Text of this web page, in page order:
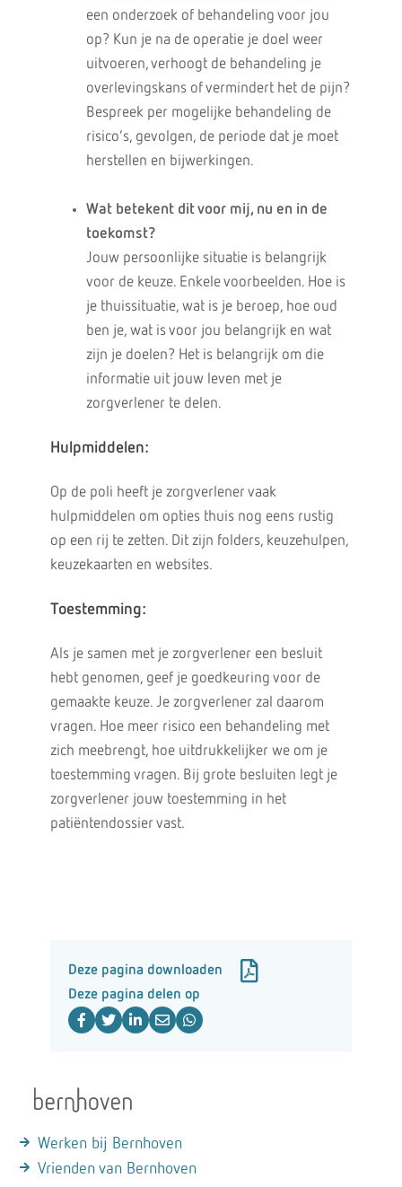
een onderzoek of behandeling voor jou
op? Kun je na de operatie je doel weer
uitvoeren, verhoogt de behandeling je
overlevingskans of vermindert het de pijn?
Bespreek per mogelijke behandeling de
risico’s, gevolgen, de periode dat je moet
herstellen en bijwerkingen.
Wat betekent dit voor mij, nu en in de
toekomst?
Jouw persoonlijke situatie is belangrijk
voor de keuze. Enkele voorbeelden. Hoe is
je thuissituatie, wat is je beroep, hoe oud
ben je, wat is voor jou belangrijk en wat
zijn je doelen? Het is belangrijk om die
informatie uit jouw leven met je
zorgverlener te delen.
Hulpmiddelen:
Op de poli heeft je zorgverlener vaak
hulpmiddelen om opties thuis nog eens rustig
op een rij te zetten. Dit zijn folders, keuzehulpen,
keuzekaarten en websites.
Toestemming:
Als je samen met je zorgverlener een besluit
hebt genomen, geef je goedkeuring voor de
gemaakte keuze. Je zorgverlener zal daarom
vragen. Hoe meer risico een behandeling met
zich meebrengt, hoe uitdrukkelijker we om je
toestemming vragen. Bij grote besluiten legt je
zorgverlener jouw toestemming in het
patiëntendossier vast.
Deze pagina downloaden
Deze pagina delen op
Werken bij Bernhoven
Vrienden van Bernhoven